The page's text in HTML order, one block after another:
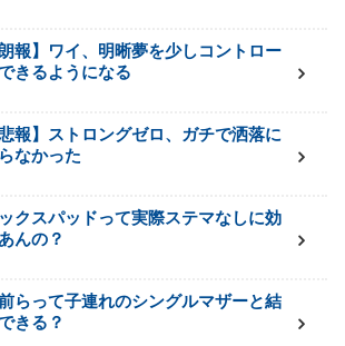
朗報】ワイ、明晰夢を少しコントロー
きるようになる
悲報】ストロングゼロ、ガチで洒落に
なかった
クスパッドって実際ステマなしに効
んの？
らって子連れのシングルマザーと結
きる？